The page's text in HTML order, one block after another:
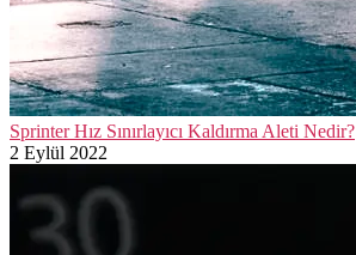
Sprinter Hız Sınırlayıcı Kaldırma Aleti Nedir?
2 Eylül 2022